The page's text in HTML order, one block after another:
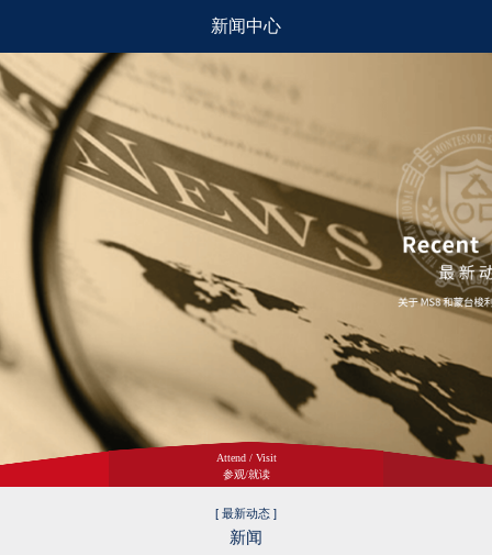
新闻中心
Attend / Visit
参观/就读
就读 Attend
[ 最新动态 ]
新闻